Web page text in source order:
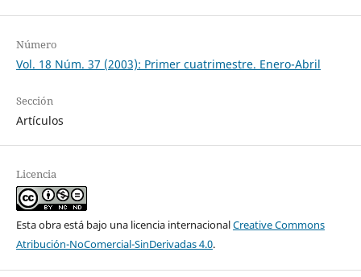
Número
Vol. 18 Núm. 37 (2003): Primer cuatrimestre. Enero-Abril
Sección
Artículos
Licencia
Esta obra está bajo una licencia internacionalCreative Commons
Atribución-NoComercial-SinDerivadas 4.0.